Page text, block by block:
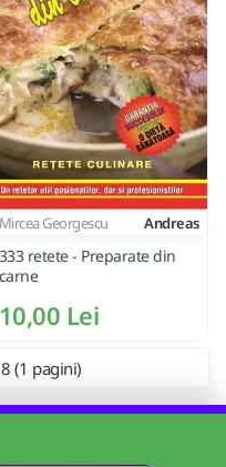
Mircea Georgescu Andreas
333 retete - Preparate din
carne
10,00 Lei
(1 pagini)